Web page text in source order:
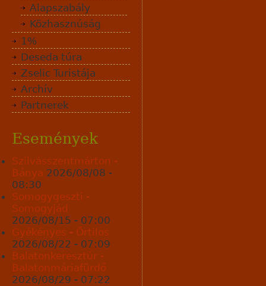
Alapszabály
Közhasznúság
1%
Deseda túra
Zselic Turistája
Archív
Partnerek
Események
Szilvásszentmárton -
Bánya 2026/08/08 -
08:30
Somogygeszti -
Somogyjád
2026/08/15 - 07:00
Gyékényes - Őrtilos
2026/08/22 - 07:09
Balatonkeresztúr -
Balatonmáriafürdő
2026/08/29 - 07:22